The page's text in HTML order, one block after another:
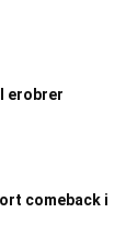
erobrer
comeback i